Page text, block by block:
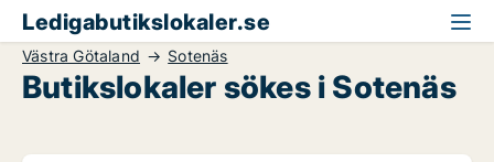
Ledigabutikslokaler.se
Västra Götaland Sotenäs
Butikslokaler sökes i Sotenäs